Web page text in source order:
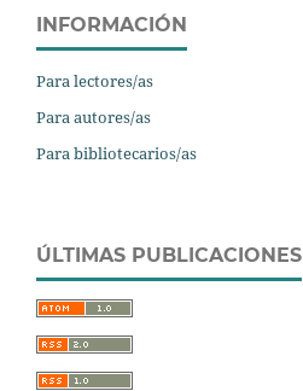
INFORMACIÓN
Para lectores/as
Para autores/as
Para bibliotecarios/as
ÚLTIMAS PUBLICACIONES